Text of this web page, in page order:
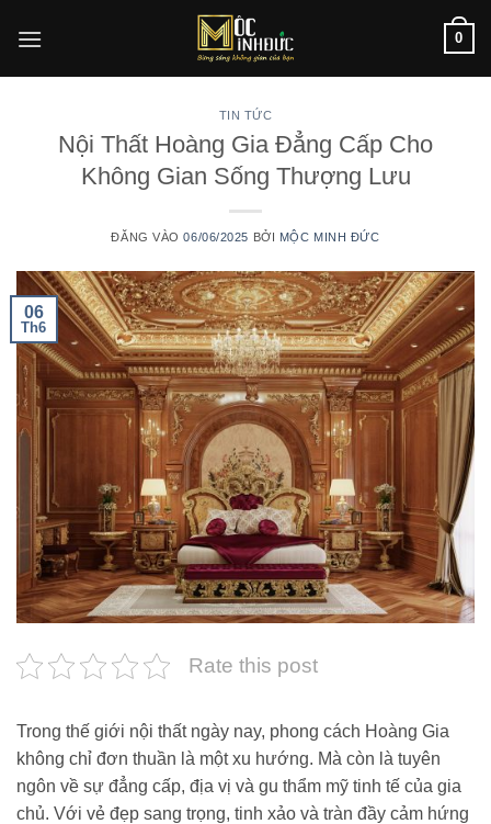
qua
0
TIN TỨC
Nội Thất Hoàng Gia Đẳng Cấp Cho
Không Gian Sống Thượng Lưu
ĐĂNG VÀO06/06/2025 BỞI MỘC MINH ĐỨC
06
Th6
Rate this post
Trong thế giới nội thất ngày nay, phong cách Hoàng Gia
không chỉ đơn thuần là một xu hướng. Mà còn là tuyên
ngôn về sự đẳng cấp, địa vị và gu thẩm mỹ tinh tế của gia
chủ. Với vẻ đẹp sang trọng, tinh xảo và tràn đầy cảm hứng